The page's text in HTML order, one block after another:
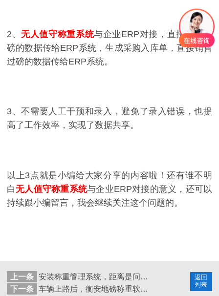
2、无人值守称重系统与企业ERP对接，直接采购过
磅的数据传给ERP系统，生成采购入库单，直接销售
过磅的数据传给ERP系统。
3、不需要人工干预和录入，避免了录入错误，也提
高了工作效率，实现了数据共享。
以上3点就是小编给大家分享的内容啦！还有谁不明
白无人值守称重系统与企业ERP对接的意义，还可以
持续跟小编留言，我会继续关注这个问题的。
返回
列表
上一条
安装称重管理系统，距离是问题吗？
下一条
车辆上路后，衡安地磅称重软件如何对车辆进行监管？